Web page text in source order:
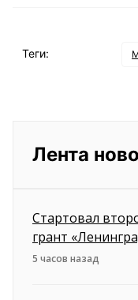
Теги:
Лента
Стартовал
грант
5 часов назад